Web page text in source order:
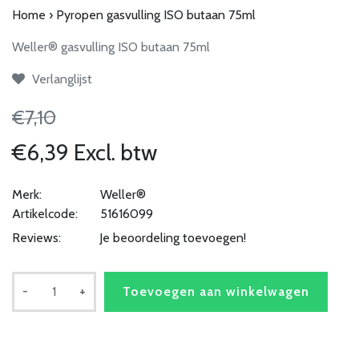
Home › Pyropen gasvulling ISO butaan 75ml
Weller® gasvulling ISO butaan 75ml
Verlanglijst
€7,10
€6,39 Excl. btw
Merk:
Weller®
Artikelcode:
51616099
Reviews:
Je beoordeling toevoegen!
- + Toevoegen aan winkelwagen